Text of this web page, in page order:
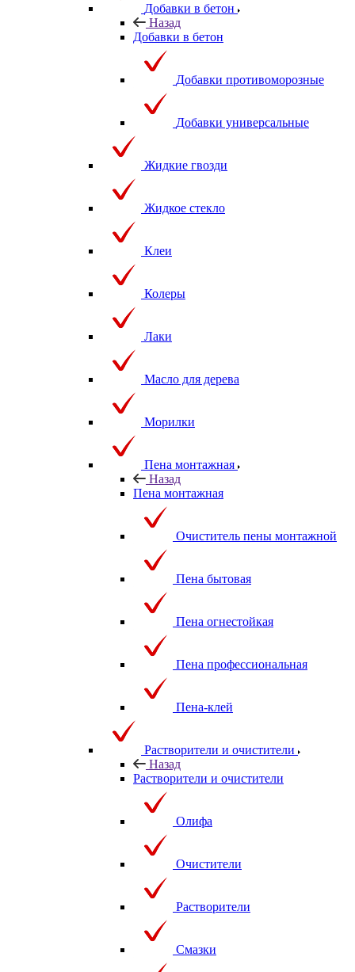
Добавки в бетон
Назад
Добавки в бетон
Добавки противоморозные
Добавки универсальные
Жидкие гвозди
Жидкое стекло
Клеи
Колеры
Лаки
Масло для дерева
Морилки
Пена монтажная
Назад
Пена монтажная
Очиститель пены монтажной
Пена бытовая
Пена огнестойкая
Пена профессиональная
Пена-клей
Растворители и очистители
Назад
Растворители и очистители
Олифа
Очистители
Растворители
Смазки